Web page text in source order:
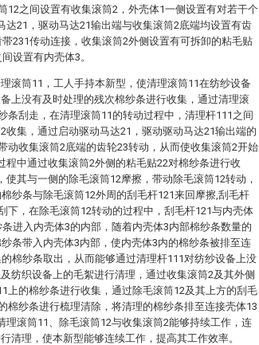
12之间设置有收集滚筒2，外壳体1一侧设置有对若干个
达21，驱动马达21输出端与收集滚筒2底端均设置有齿
231传动连接，收集滚筒2外侧设置有可拆卸的粘毛贴
设置有内壳体3。
滚筒11，工人手持本新型，使清理滚筒11在纺纱设备
上没有及时处理的残次棉纱条进行收集，通过清理滚
条刮走，在清理滚筒11的转动过程中，清理杆111之间
收集，通过启动驱动马达21，驱动驱动马达21输出端的
动收集滚筒2底端的齿轮23转动，从而使收集滚筒2开始
程中通过收集滚筒2外侧的粘毛贴22对棉纱条进行收
使其与一侧的除毛滚筒12摩擦，带动除毛滚筒12转动，
纱条与除毛滚筒12外周的刮毛杆121来回摩擦,刮毛杆
下，在除毛滚筒12转动的过程中，刮毛杆121与内壳体
进入内壳体3的内部，随着内壳体3内部棉纱条数量的
条带入内壳体3内部，使内壳体3内的棉纱条被排至连
棉纱条取出，从而能够通过清理杆111对纺纱设备上没
纺织设备上的毛絮进行清理，通过收集滚筒2及其外侧
上的棉纱条进行收集，通过除毛滚筒12及其上方的刮毛
棉纱条进行梳理清除，将清理的棉纱条排至连接壳体13
理滚筒11、除毛滚筒12与收集滚筒2能够持续工作，连
清理，使本新型能够连续工作，提高其工作效率。